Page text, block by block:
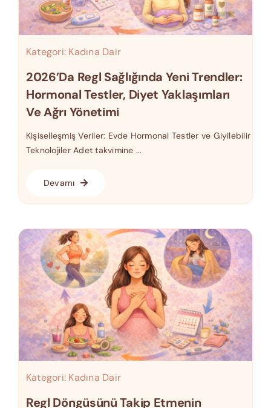
Kategori: Kadına Dair
2026’da Regl Sağlığında Yeni Trendler:
Hormonal Testler, Diyet Yaklaşımları
Ve Ağrı Yönetimi
Kişiselleşmiş Veriler: Evde Hormonal Testler ve Giyilebilir
Teknolojiler Adet takvimine ...
Devamı
Kategori: Kadına Dair
Regl Döngüsünü Takip Etmenin